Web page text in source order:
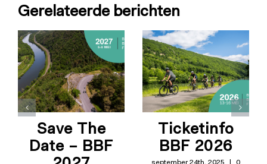
Gerelateerde berichten
Save The
Date – BBF
Ticketinfo
BBF 2026
september 24th, 2025
0